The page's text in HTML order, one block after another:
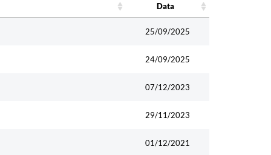
Data
25/09/2025
24/09/2025
07/12/2023
29/11/2023
01/12/2021